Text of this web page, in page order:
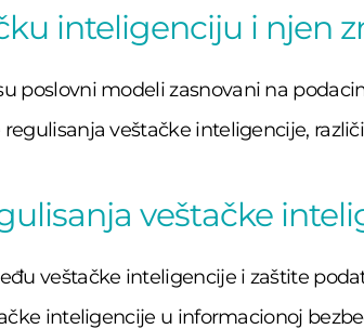
inteligenciju i njen
poslovni modeli zasnovani na
veštačke inteligencije,
veštačke
veštačke inteligencije i zaštite
inteligencije u informacionoj